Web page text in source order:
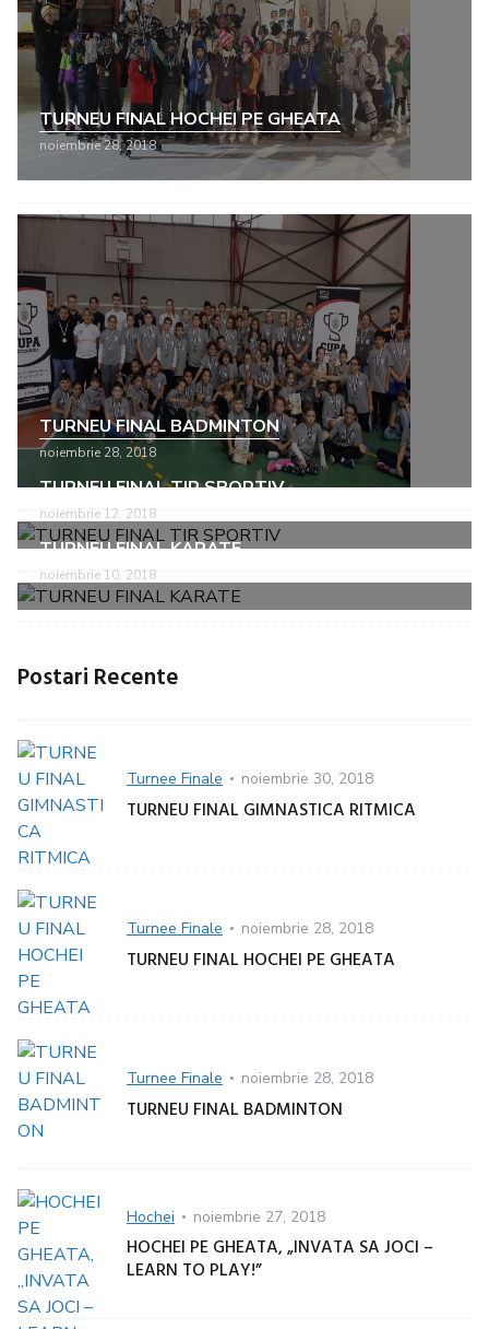
TURNEU FINAL HOCHEI PE GHEATA
noiembrie 28, 2018
TURNEU FINAL BADMINTON
noiembrie 28, 2018
TURNEU FINAL TIR SPORTIV
noiembrie 12, 2018
TURNEU FINAL KARATE
noiembrie 10, 2018
Postari Recente
Categorie
Turnee Finale
Posted
on
noiembrie 30, 2018
TURNEU FINAL GIMNASTICA RITMICA
Categorie
Turnee Finale
Posted
on
noiembrie 28, 2018
TURNEU FINAL HOCHEI PE GHEATA
Categorie
Turnee Finale
Posted
on
noiembrie 28, 2018
TURNEU FINAL BADMINTON
Categorie
Hochei
Posted
on
noiembrie 27, 2018
HOCHEI PE GHEATA, „INVATA SA JOCI –
LEARN TO PLAY!”